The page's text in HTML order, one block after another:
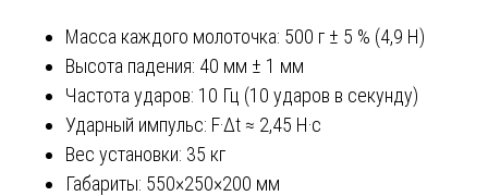
Масса каждого молоточка: 500 г ± 5 % (4,9 Н)
Высота падения: 40 мм ± 1 мм
Частота ударов: 10 Гц (10 ударов в секунду)
Ударный импульс: F·Δt ≈ 2,45 Н·с
Вес установки: 35 кг
Габариты: 550×250×200 мм